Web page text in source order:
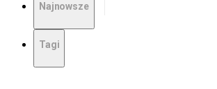
Najnowsze
Tagi